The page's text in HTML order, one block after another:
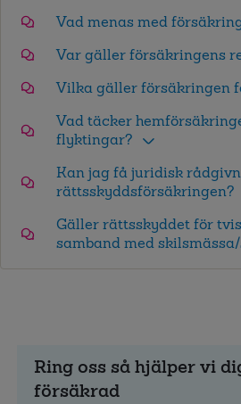
Vad menas med
Var gäller försäkringens
Vilka gäller försäkringen
Vad täcker
flyktingar?
Kan jag få juridisk
rättsskyddsförsäkringen?
Gäller rättsskyddet för
samband med
Ring oss så hjälper vi
försäkrad